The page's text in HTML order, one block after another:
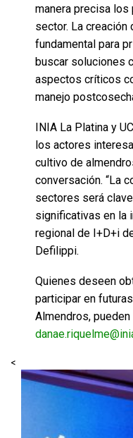
manera precisa
sector. La
fundamental para
buscar soluciones
aspectos críticos
manejo
INIA La Platina y
los actores
cultivo de
conversación. “La
sectores será
significativas en la
regional de I+D+i
Defilippi.
Quienes deseen
participar en
Almendros,
<